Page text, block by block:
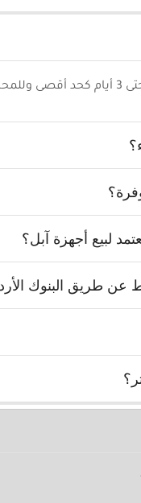
أقصى.
لبيع أجهزة آبل؟
عن طريق البنوك